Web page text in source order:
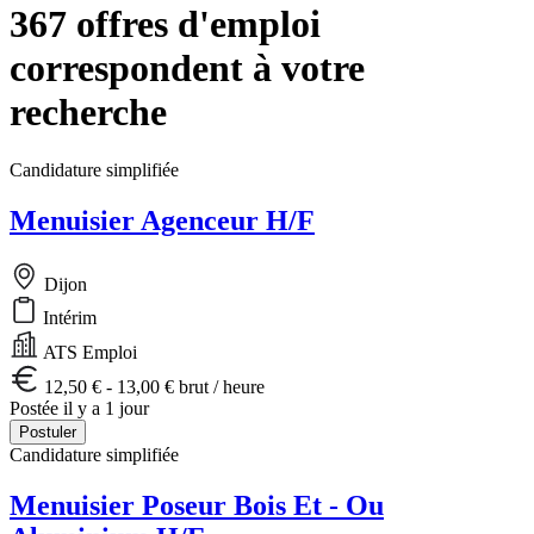
367 offres d'emploi
correspondent à votre
recherche
Candidature simplifiée
Menuisier Agenceur H/F
Dijon
Intérim
ATS Emploi
12,50 € - 13,00 € brut / heure
Postée il y a 1 jour
Postuler
Candidature simplifiée
Menuisier Poseur Bois Et - Ou